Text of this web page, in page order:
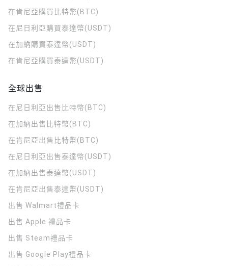
在肯尼亞購買比特幣(BTC)
在尼日利亞購買泰達幣(USDT)
在加納購買泰達幣(USDT)
在肯尼亞購買泰達幣(USDT)
全球出售
在尼日利亞出售比特幣(BTC)
在加納出售比特幣(BTC)
在肯尼亞出售比特幣(BTC)
在尼日利亞出售泰達幣(USDT)
在加納出售泰達幣(USDT)
在肯尼亞出售泰達幣(USDT)
出售 Walmart禮品卡
出售 Apple 禮品卡
出售 Steam禮品卡
出售 Google Play禮品卡